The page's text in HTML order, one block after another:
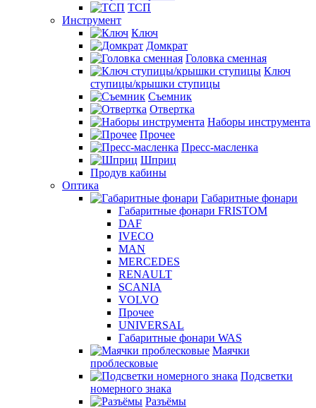
ТСП
Инструмент
Ключ
Домкрат
Головка сменная
Ключ
ступицы/крышки ступицы
Съемник
Отвертка
Наборы инструмента
Прочее
Пресс-масленка
Шприц
Продув кабины
Оптика
Габаритные фонари
Габаритные фонари FRISTOM
DAF
IVECO
MAN
MERCEDES
RENAULT
SCANIA
VOLVO
Прочее
UNIVERSAL
Габаритные фонари WAS
Маячки
проблесковые
Подсветки
номерного знака
Разъёмы